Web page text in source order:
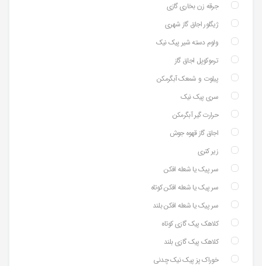
جرقه زن بخاری گازی
ژیگلور اجاق گاز شهری
ولوم دسته شیر پیک نیک
ترموکوپل اجاق گاز
پیلوت و شمعک آبگرمکن
سری پیک نیک
حرارت گیر آبگرمکن
اجاق گاز قهوه جوش
زیر کتری
سر پیک یا شعله افکن
سر پیک یا شعله افکن کوتاه
سر پیک یا شعله افکن بلند
کلاهک پیک گازی کوتاه
کلاهک پیک گازی بلند
خوراک پز پیک نیک چدنی